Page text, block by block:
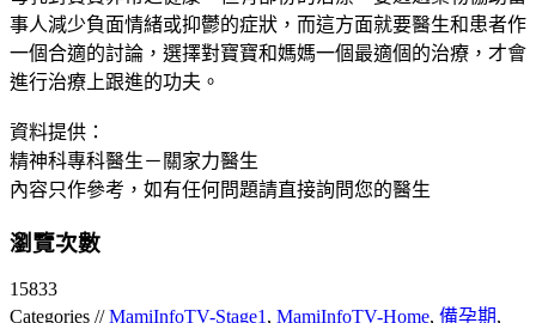
事人減少負面情緒或抑鬱的症狀，而這方面就要醫生和患者作
一個合適的討論，選擇對寶寶和媽媽一個最適個的治療，才會
進行治療上跟進的功夫。
資料提供：
精神科專科醫生－關家力醫生
內容只作參考，如有任何問題請直接詢問您的醫生
瀏覽次數
15833
Categories //MamiInfoTV-Stage1 , MamiInfoTV-Home, 備孕期,